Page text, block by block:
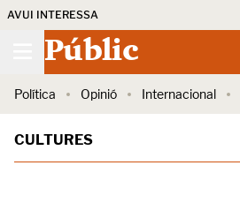
AVUI INTERESSA
Públic
Política Opinió Internacional
CULTURES